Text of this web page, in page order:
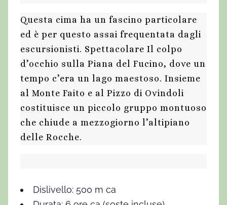
Questa cima ha un fascino particolare
ed è per questo assai frequentata dagli
escursionisti. Spettacolare Il colpo
d’occhio sulla Piana del Fucino, dove un
tempo c’era un lago maestoso. Insieme
al Monte Faito e al Pizzo di Ovindoli
costituisce un piccolo gruppo montuoso
che chiude a mezzogiorno l’altipiano
delle Rocche.
Dislivello: 500 m ca